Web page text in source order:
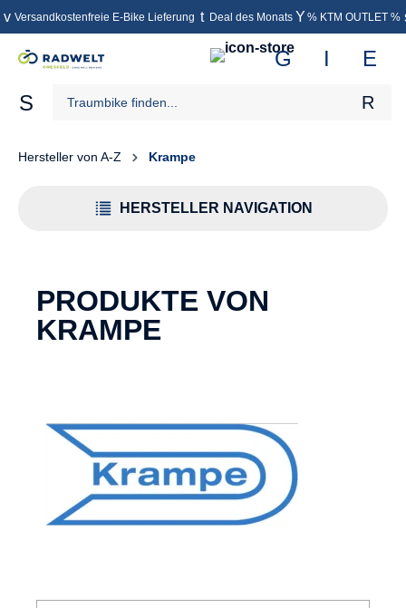
springen
Versandkostenfreie E-Bike Lieferung Deal des Monats % KTM OUTLET %
Hersteller von A-Z Krampe
HERSTELLER NAVIGATION
PRODUKTE VON
KRAMPE